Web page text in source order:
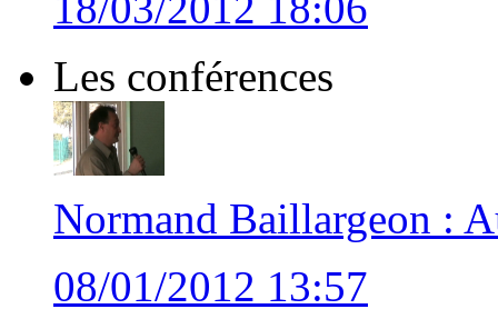
Les conférences
Normand Baillargeon :
08/01/2012 13:57